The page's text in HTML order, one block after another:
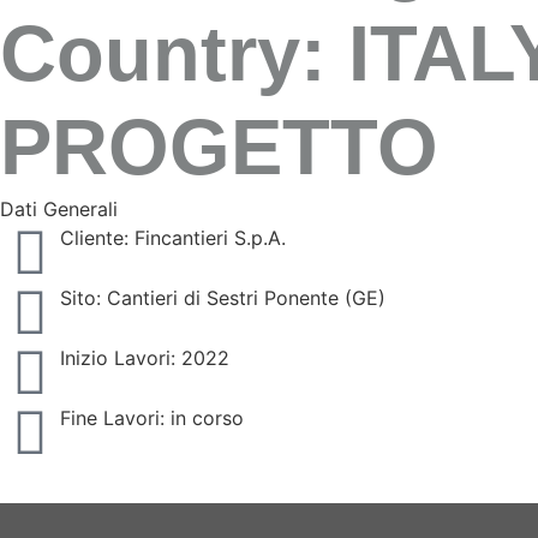
Country:
PROGETTO
Dati Generali
Cliente: Fincantieri S.p.A.
Sito: Cantieri di Sestri Ponente (GE)
Inizio Lavori: 2022
Fine Lavori: in corso